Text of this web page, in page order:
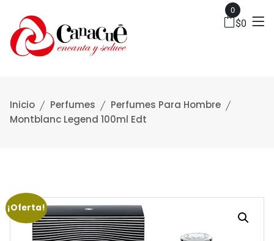
0
$0
Inicio Perfumes
Perfumes Para Hombre
Montblanc Legend 100ml Edt
¡Oferta!